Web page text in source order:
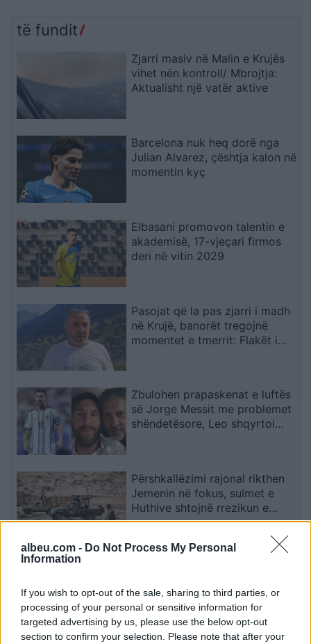
albeu.com - Do Not Process My Personal
Information
If you wish to opt-out of the sale, sharing to third parties, or
processing of your personal or sensitive information for
targeted advertising by us, please use the below opt-out
section to confirm your selection. Please note that after your
të fundit
Zjarri masiv në Malin e Krujës
vihet nën kontroll/ Mbrojtja:
Aktualisht një vatër aktive
Barcelona nuk heq dorë nga
Julian Alvarez, çështja kalon në
momentin kyç
Elbasani promovon talentin e
akademisë, 17-vjeçari firmos
deri në vitin 2029
Pasojat që la pas zjarri i madh
në Krujë, banorët tregojnë
momentet e tmerrit: Flakët i
Zbulohen prapaskenat e luftës
së Jorge Messit me problemet
shëndetësore, Leo shqyrtoi
Përshkallëzimi rajonal rikthen
Jemenin në fokus, sulmet e
Huthive shtojnë rrezikun e
zgjerimit të luftës
shkak ngacmimi i të dashurës
nga viktima